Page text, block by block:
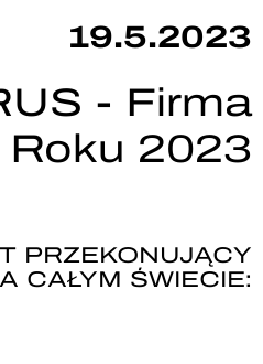
19.5.2023
- Firma
Roku 2023
PRZEKONUJĄCY
CAŁYM ŚWIECIE: